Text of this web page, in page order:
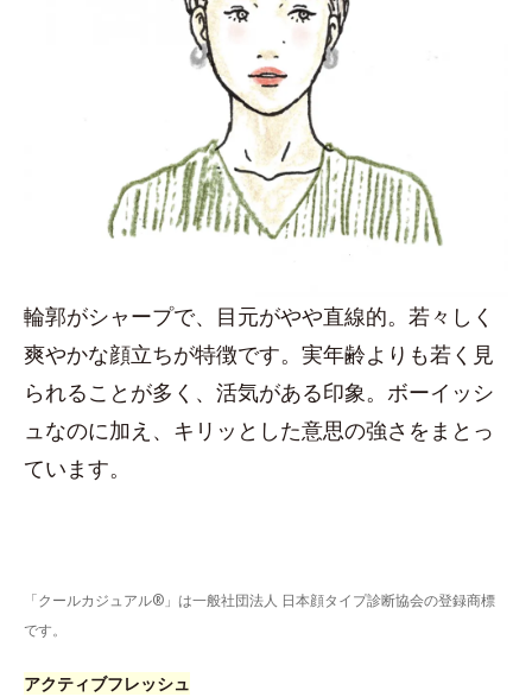
輪郭がシャープで、目元がやや直線的。若々しく
爽やかな顔立ちが特徴です。実年齢よりも若く見
られることが多く、活気がある印象。ボーイッシ
ュなのに加え、キリッとした意思の強さをまとっ
ています。
「クールカジュアル®」は一般社団法人 日本顔タイプ診断協会の登録商標
です。
アクティブフレッシュ